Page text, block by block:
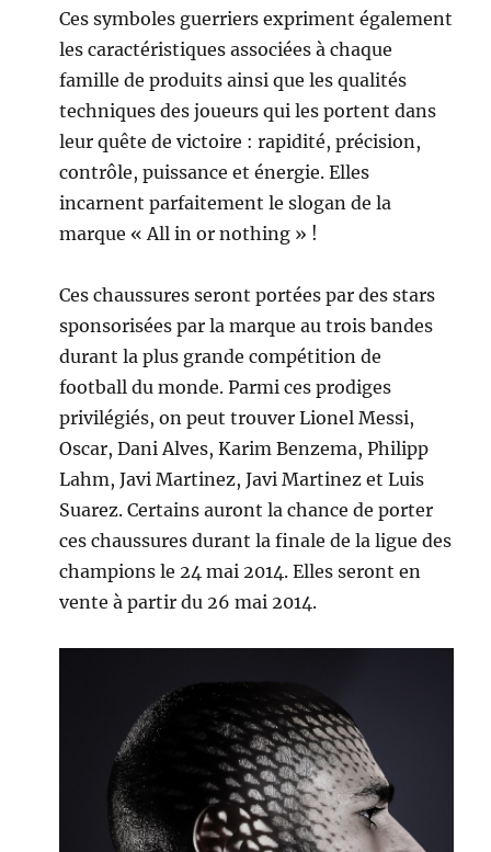
Ces symboles guerriers expriment également
les caractéristiques associées à chaque
famille de produits ainsi que les qualités
techniques des joueurs qui les portent dans
leur quête de victoire : rapidité, précision,
contrôle, puissance et énergie. Elles
incarnent parfaitement le slogan de la
marque « All in or nothing » !
Ces chaussures seront portées par des stars
sponsorisées par la marque au trois bandes
durant la plus grande compétition de
football du monde. Parmi ces prodiges
privilégiés, on peut trouver Lionel Messi,
Oscar, Dani Alves, Karim Benzema, Philipp
Lahm, Javi Martinez, Javi Martinez et Luis
Suarez. Certains auront la chance de porter
ces chaussures durant la finale de la ligue des
champions le 24 mai 2014. Elles seront en
vente à partir du 26 mai 2014.